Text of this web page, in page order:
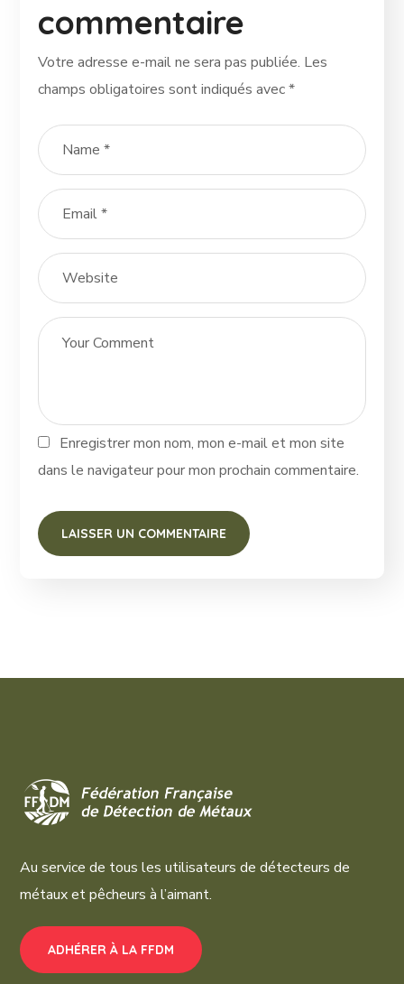
commentaire
Votre adresse e-mail ne sera pas publiée. Les
champs obligatoires sont indiqués avec*
Enregistrer mon nom, mon e-mail et mon site
dans le navigateur pour mon prochain commentaire.
Au service de tous les utilisateurs de détecteurs de
métaux et pêcheurs à l’aimant.
ADHÉRER À LA FFDM